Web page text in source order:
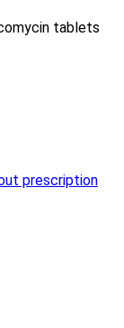
tablets
prescription